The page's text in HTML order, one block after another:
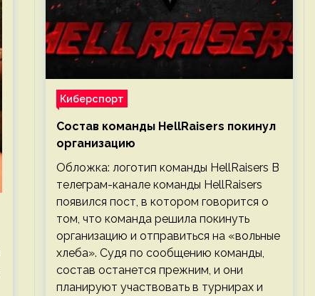
Киберспорт
Состав команды HellRaisers покинул
организацию
Обложка: логотип команды HellRaisers В
телеграм-канале команды HellRaisers
появился пост, в котором говорится о
том, что команда решила покинуть
организацию и отправиться на «вольные
хлеба». Судя по сообщению команды,
состав останется прежним, и они
планируют участвовать в турнирах и